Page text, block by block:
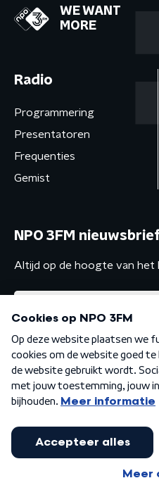
WE WANT
MORE
Radio
Programmering
Presentatoren
Frequenties
Gemist
NPO 3FM nieuwsbrief
Altijd op de hoogte van het
Algemene voorwaarden